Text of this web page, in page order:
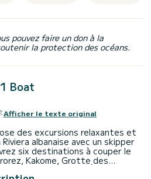
pouvez faire un don à la
la protection des océans.
Boat
Afficher le texte original
des excursions relaxantes et
albanaise avec un skipper
six destinations à couper le
Kakome, Grotte des